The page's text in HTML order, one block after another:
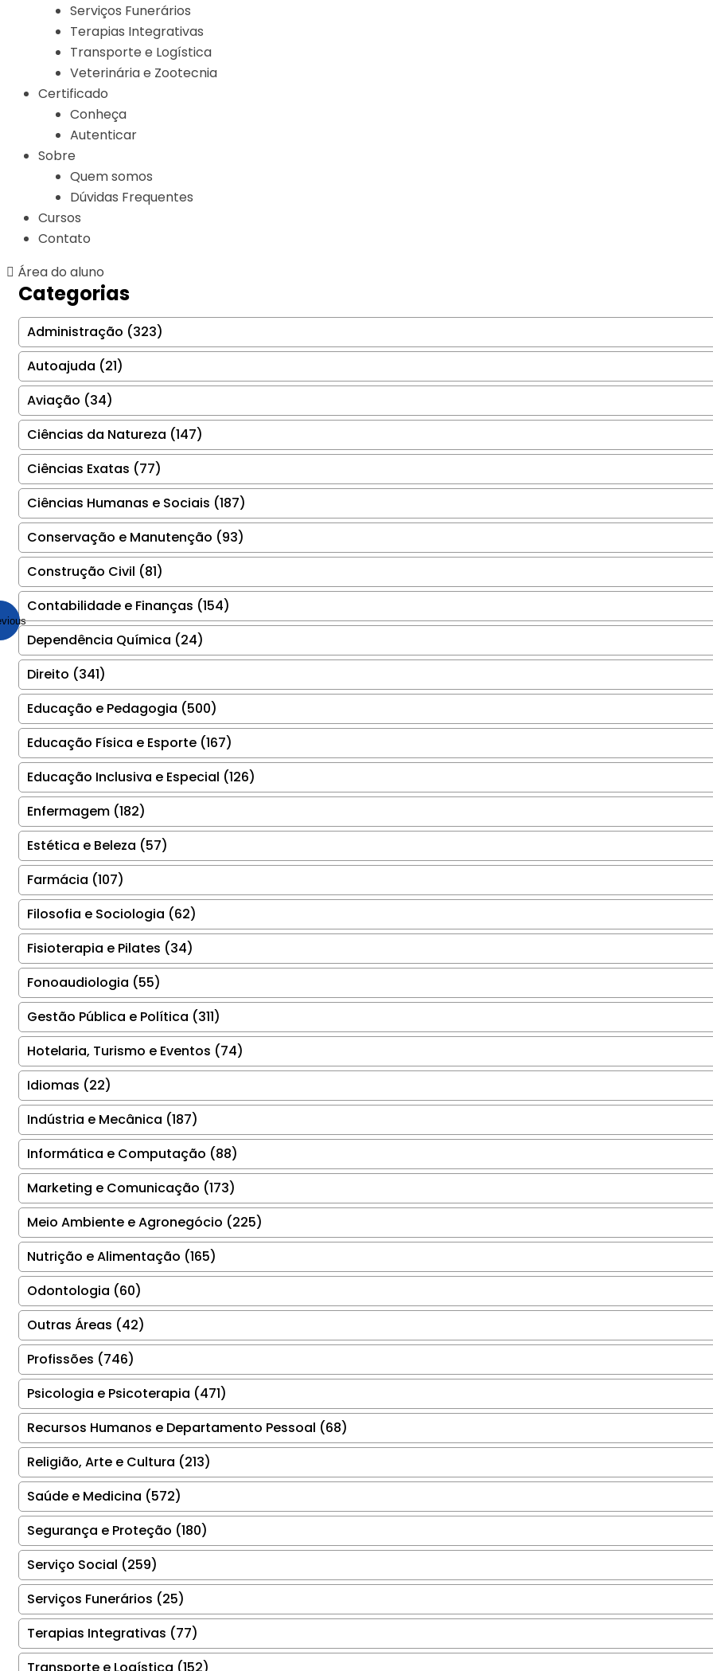
Serviços Funerários
Terapias Integrativas
Transporte e Logística
Veterinária e Zootecnia
Certificado
Conheça
Autenticar
Sobre
Quem somos
Dúvidas Frequentes
Cursos
Contato
Área do aluno
Categorias
Administração (323)
Autoajuda (21)
Aviação (34)
Ciências da Natureza (147)
Ciências Exatas (77)
Ciências Humanas e Sociais (187)
Conservação e Manutenção (93)
Construção Civil (81)
Contabilidade e Finanças (154)
Dependência Química (24)
Direito (341)
Educação e Pedagogia (500)
Educação Física e Esporte (167)
Educação Inclusiva e Especial (126)
Enfermagem (182)
Estética e Beleza (57)
Farmácia (107)
Filosofia e Sociologia (62)
Fisioterapia e Pilates (34)
Fonoaudiologia (55)
Gestão Pública e Política (311)
Hotelaria, Turismo e Eventos (74)
Idiomas (22)
Indústria e Mecânica (187)
Informática e Computação (88)
Marketing e Comunicação (173)
Meio Ambiente e Agronegócio (225)
Nutrição e Alimentação (165)
Odontologia (60)
Outras Áreas (42)
Profissões (746)
Psicologia e Psicoterapia (471)
Recursos Humanos e Departamento Pessoal (68)
Religião, Arte e Cultura (213)
Saúde e Medicina (572)
Segurança e Proteção (180)
Serviço Social (259)
Serviços Funerários (25)
Terapias Integrativas (77)